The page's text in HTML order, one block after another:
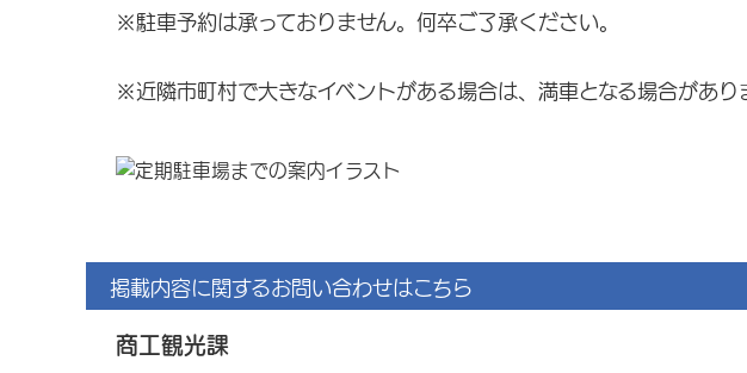
※駐車予約は承っておりません。何卒ご了承ください。
※近隣市町村で大きなイベントがある場合は、満車となる場合があり
掲載内容に関するお問い合わせはこちら
商工観光課